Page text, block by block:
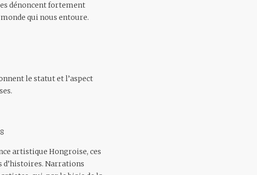
dénoncent fortement
qui nous entoure.
le statut et l’aspect
artistique Hongroise, ces
d’histoires. Narrations